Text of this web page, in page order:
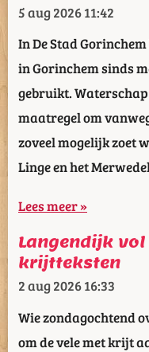
5 aug 202611:42
In De Stad
in Gorinchem sinds
gebruikt.
maatregel om
zoveel mogelijk zoet
Linge en het
Lees meer »
Langendijk vol
krijtteksten
2 aug 202616:33
Wie zondagochtend
om de vele met krijt